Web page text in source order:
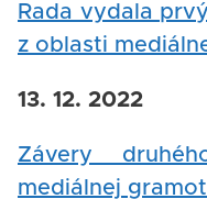
Rada vydala
z oblasti
13. 12. 2022
Závery
mediálnej